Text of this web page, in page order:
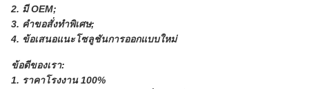
2. มี OEM;
3. คำขอสั่งทำพิเศษ;
4. ข้อเสนอแนะโซลูชันการออกแบบใหม่
ข้อดีของเรา:
1. ราคาโรงงาน 100%